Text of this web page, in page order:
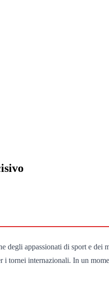
appassionati di sport e dei
tornei internazionali. In un